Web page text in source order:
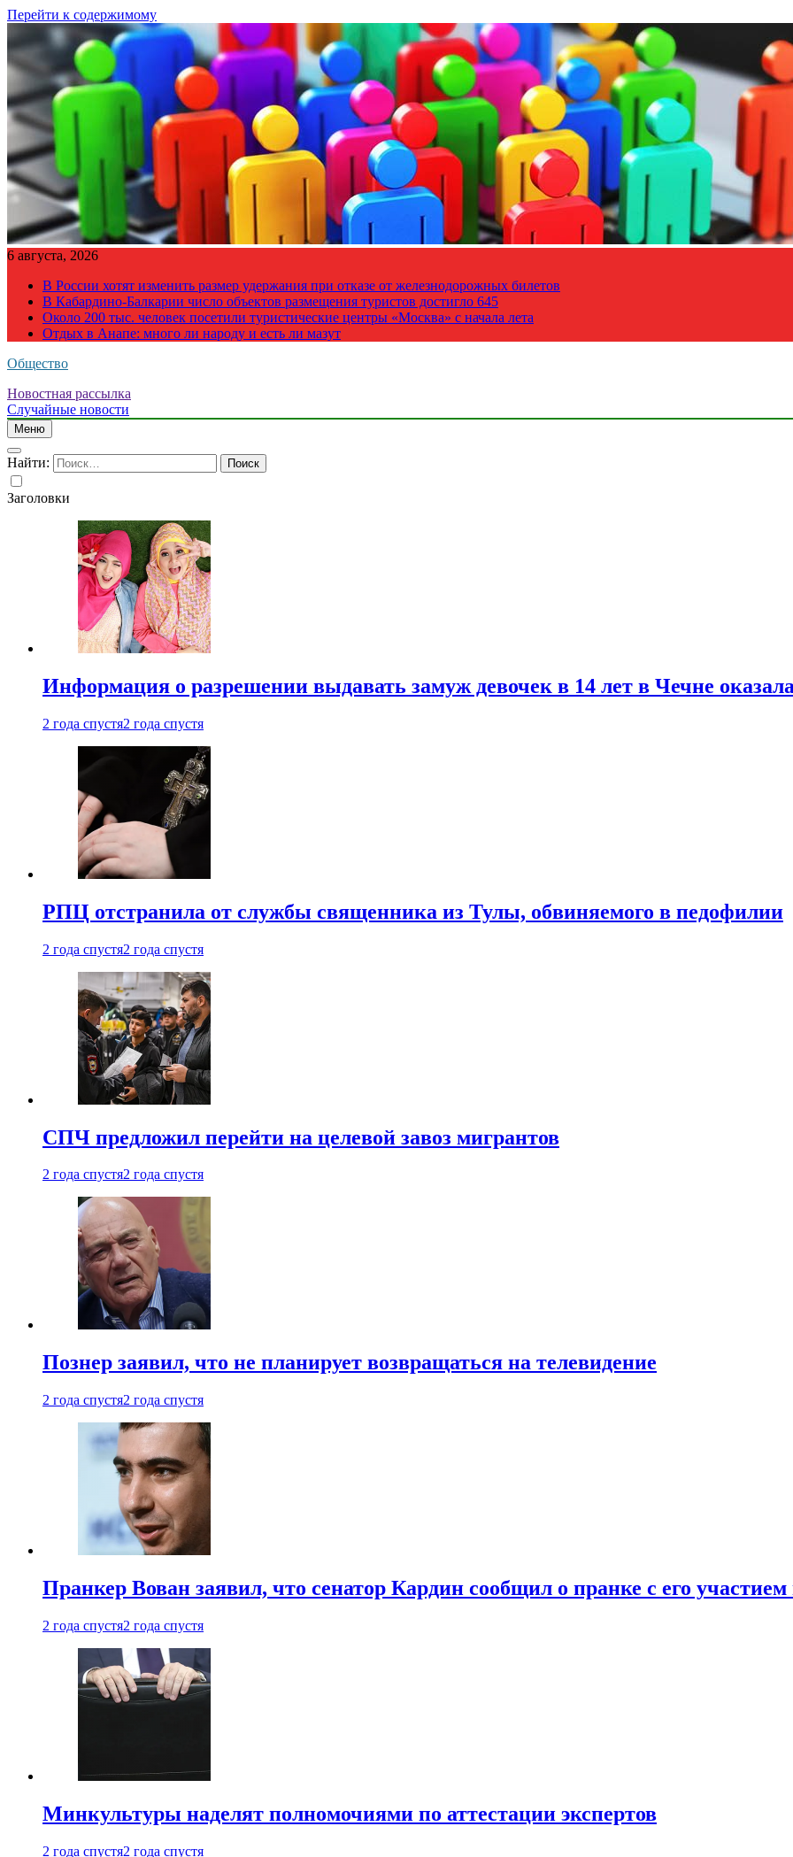
Перейти к содержимому
6 августа, 2026
В России хотят изменить размер удержания при отказе от железнодорожных билетов
В Кабардино-Балкарии число объектов размещения туристов достигло 645
Около 200 тыс. человек посетили туристические центры «Москва» с начала лета
Отдых в Анапе: много ли народу и есть ли мазут
Общество
Новостная рассылка
Случайные новости
Меню
Найти:
Заголовки
Информация о разрешении выдавать замуж девочек в 14 лет в Чечне
2 года спустя2 года спустя
РПЦ отстранила от службы священника из Тулы, обвиняемого в педофилии
2 года спустя2 года спустя
СПЧ предложил перейти на целевой завоз мигрантов
2 года спустя2 года спустя
Познер заявил, что не планирует возвращаться на телевидение
2 года спустя2 года спустя
Пранкер Вован заявил, что сенатор Кардин сообщил о пранке с его
2 года спустя2 года спустя
Минкультуры наделят полномочиями по аттестации экспертов
2 года спустя2 года спустя